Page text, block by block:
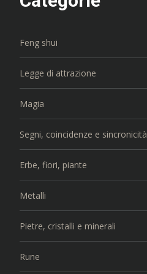
Feng shui
Legge di attrazione
Magia
Segni, coincidenze e sincronicità
Erbe, fiori, piante
Metalli
Pietre, cristalli e minerali
Rune